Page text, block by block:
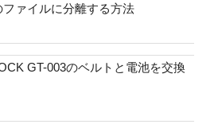
ファイルに分離する方法
GT-003のベルトと電池を交換